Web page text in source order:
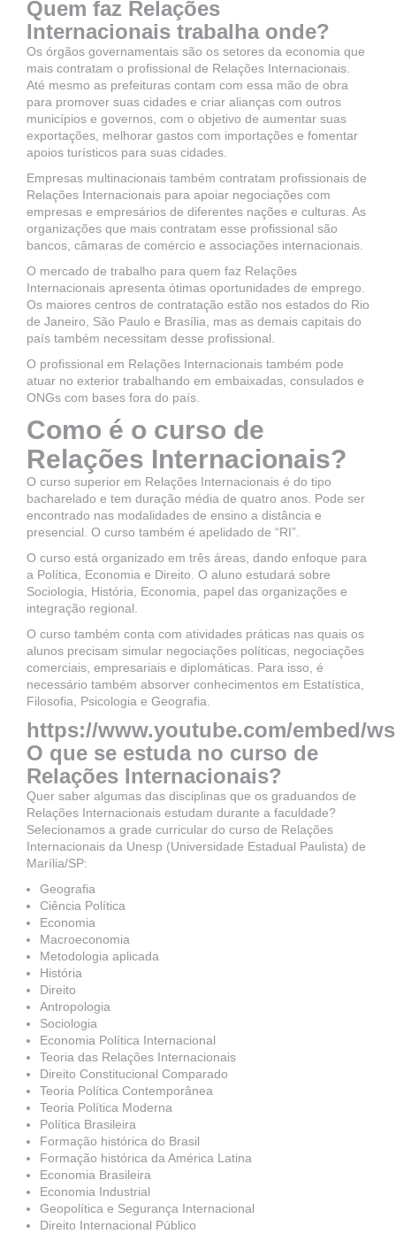
Quem faz Relações
Internacionais trabalha onde?
Os órgãos governamentais são os setores da economia que
mais contratam o profissional de Relações Internacionais.
Até mesmo as prefeituras contam com essa mão de obra
para promover suas cidades e criar alianças com outros
municípios e governos, com o objetivo de aumentar suas
exportações, melhorar gastos com importações e fomentar
apoios turísticos para suas cidades.
Empresas multinacionais também contratam profissionais de
Relações Internacionais para apoiar negociações com
empresas e empresários de diferentes nações e culturas. As
organizações que mais contratam esse profissional são
bancos, câmaras de comércio e associações internacionais.
O mercado de trabalho para quem faz Relações
Internacionais apresenta ótimas oportunidades de emprego.
Os maiores centros de contratação estão nos estados do Rio
de Janeiro, São Paulo e Brasília, mas as demais capitais do
país também necessitam desse profissional.
O profissional em Relações Internacionais também pode
atuar no exterior trabalhando em embaixadas, consulados e
ONGs com bases fora do país.
Como é o curso de
Relações Internacionais?
O curso superior em Relações Internacionais é do tipo
bacharelado e tem duração média de quatro anos. Pode ser
encontrado nas modalidades de ensino a distância e
presencial. O curso também é apelidado de “RI”.
O curso está organizado em três áreas, dando enfoque para
a Política, Economia e Direito. O aluno estudará sobre
Sociologia, História, Economia, papel das organizações e
integração regional.
O curso também conta com atividades práticas nas quais os
alunos precisam simular negociações políticas, negociações
comerciais, empresariais e diplomáticas. Para isso, é
necessário também absorver conhecimentos em Estatística,
Filosofia, Psicologia e Geografia.
https://www.youtube.com/embed/
O que se estuda no curso de
Relações Internacionais?
Quer saber algumas das disciplinas que os graduandos de
Relações Internacionais estudam durante a faculdade?
Selecionamos a grade curricular do curso de Relações
Internacionais da Unesp (Universidade Estadual Paulista) de
Marília/SP:
Geografia
Ciência Política
Economia
Macroeconomia
Metodologia aplicada
História
Direito
Antropologia
Sociologia
Economia Política Internacional
Teoria das Relações Internacionais
Direito Constitucional Comparado
Teoria Política Contemporânea
Teoria Política Moderna
Política Brasileira
Formação histórica do Brasil
Formação histórica da América Latina
Economia Brasileira
Economia Industrial
Geopolítica e Segurança Internacional
Direito Internacional Público